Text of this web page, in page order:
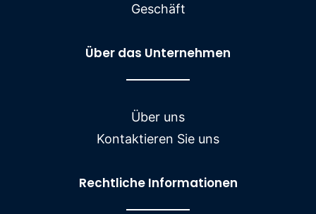
Geschäft
Über das Unternehmen
Über uns
Kontaktieren Sie uns
Rechtliche Informationen